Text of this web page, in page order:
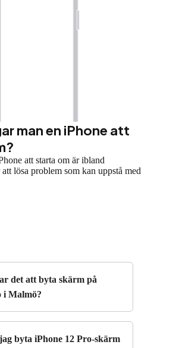
man en iPhone att
att starta om är ibland
lösa problem som kan uppstå med
det att byta skärm på
i Malmö?
byta iPhone 12 Pro-skärm